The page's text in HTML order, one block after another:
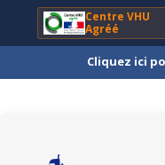
Centre VHU
Agréé
Cliquez ici